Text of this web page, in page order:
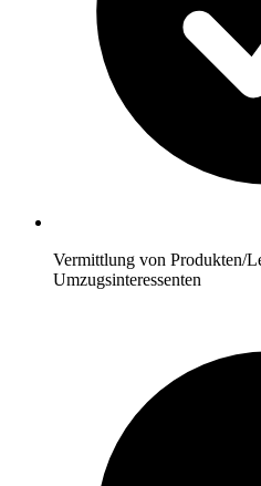
Vermittlung von Produkten/
Umzugsinteressenten